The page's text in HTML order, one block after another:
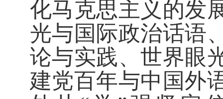
化马克思主义的发
光与国际政治话语
论与实践、世界眼
建党百年与中国外